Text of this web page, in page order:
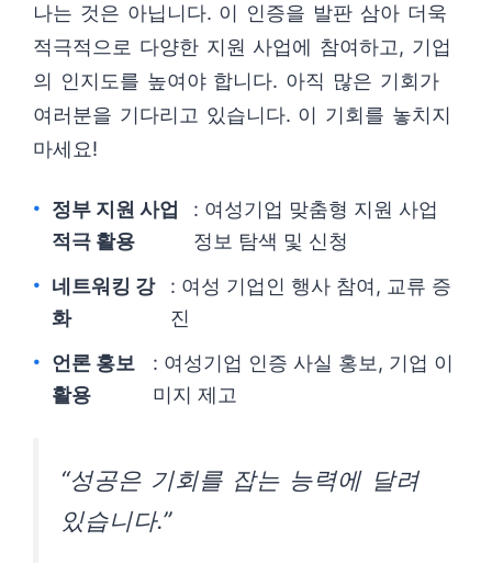
나는 것은 아닙니다. 이 인증을 발판 삼아 더욱
적극적으로 다양한 지원 사업에 참여하고, 기업
의 인지도를 높여야 합니다. 아직 많은 기회가
여러분을 기다리고 있습니다. 이 기회를 놓치지
마세요!
정부 지원 사업
적극 활용
: 여성기업 맞춤형 지원 사업
정보 탐색 및 신청
네트워킹 강
화
: 여성 기업인 행사 참여, 교류 증
진
언론 홍보
활용
: 여성기업 인증 사실 홍보, 기업 이
미지 제고
“성공은 기회를 잡는 능력에 달려
있습니다.”